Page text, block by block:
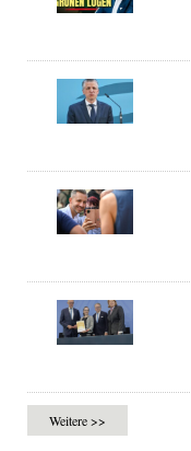
Weitere >>